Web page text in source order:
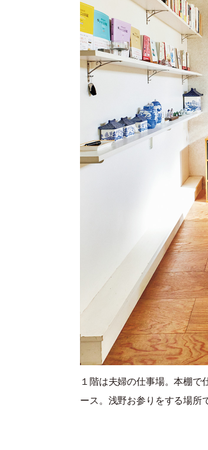
１階は夫婦の仕事場。本棚
ース。浅野お参りをする場所